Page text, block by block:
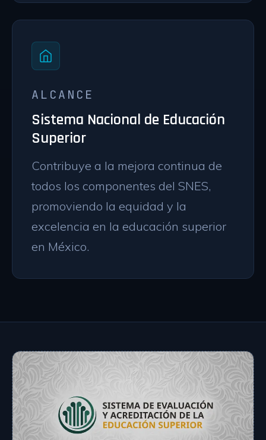
ALCANCE
Sistema Nacional de Educación
Superior
Contribuye a la mejora continua de
todos los componentes del SNES,
promoviendo la equidad y la
excelencia en la educación superior
en México.